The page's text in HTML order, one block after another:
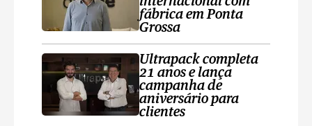
fábrica em Ponta
Grossa
Ultrapack completa
21 anos e lança
campanha de
aniversário para
clientes